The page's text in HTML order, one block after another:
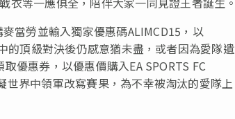
當勞並輸入獨家優惠碼ALIMCD15，以
頂級對決後仍感意猶未盡，或者因為愛隊遺
優惠券，以優惠價購入EA SPORTS FC
界中領軍改寫賽果，為不幸被淘汰的愛隊上